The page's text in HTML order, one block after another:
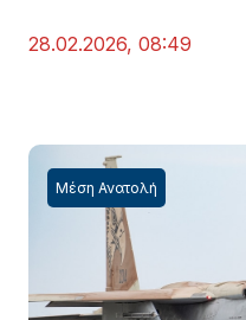
28.02.2026, 08:49
Μέση Ανατολή